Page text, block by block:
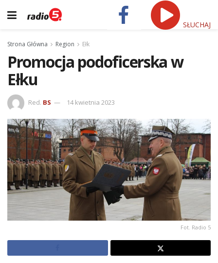
SŁUCHAJ
Strona Główna Region Ełk
Promocja podoficerska w
Ełku
Red. BS 14 kwietnia 2023
Fot. Radio 5